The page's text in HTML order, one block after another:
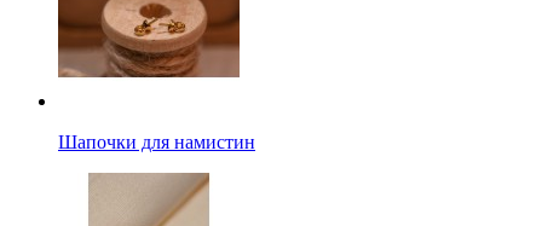
Шапочки для намистин